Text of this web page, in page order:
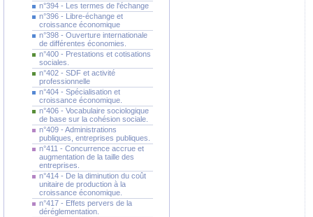
n°394 - Les termes de l'échange
n°396 - Libre-échange et
croissance économique
n°398 - Ouverture internationale
de différentes économies.
n°400 - Prestations et cotisations
sociales.
n°402 - SDF et activité
professionnelle
n°404 - Spécialisation et
croissance économique.
n°406 - Vocabulaire sociologique
de base sur la cohésion sociale.
n°409 - Administrations
publiques, entreprises publiques.
n°411 - Concurrence accrue et
augmentation de la taille des
entreprises.
n°414 - De la diminution du coût
unitaire de production à la
croissance économique.
n°417 - Effets pervers de la
déréglementation.